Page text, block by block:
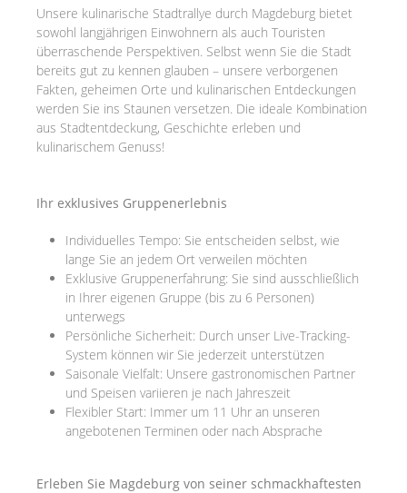
Unsere kulinarische Stadtrallye durch Magdeburg bietet
sowohl langjährigen Einwohnern als auch Touristen
überraschende Perspektiven. Selbst wenn Sie die Stadt
bereits gut zu kennen glauben – unsere verborgenen
Fakten, geheimen Orte und kulinarischen Entdeckungen
werden Sie ins Staunen versetzen. Die ideale Kombination
aus Stadtentdeckung, Geschichte erleben und
kulinarischem Genuss!
Ihr exklusives Gruppenerlebnis
Individuelles Tempo: Sie entscheiden selbst, wie
lange Sie an jedem Ort verweilen möchten
Exklusive Gruppenerfahrung: Sie sind ausschließlich
in Ihrer eigenen Gruppe (bis zu 6 Personen)
unterwegs
Persönliche Sicherheit: Durch unser Live-Tracking-
System können wir Sie jederzeit unterstützen
Saisonale Vielfalt: Unsere gastronomischen Partner
und Speisen variieren je nach Jahreszeit
Flexibler Start: Immer um 11 Uhr an unseren
angebotenen Terminen oder nach Absprache
Erleben Sie Magdeburg von seiner schmackhaftesten